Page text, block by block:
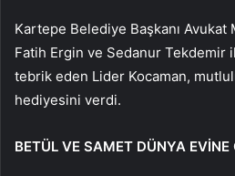
Kartepe Belediye Başkanı Avukat
Fatih Ergin ve Sedanur Tekdemir
tebrik eden Lider Kocaman,
hediyesini verdi.
BETÜL VE SAMET DÜNYA EVİNE